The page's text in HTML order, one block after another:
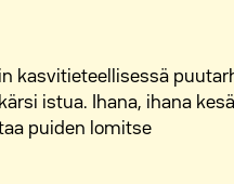
kasvitieteellisessä
istua. Ihana, ihana
puiden lomitse